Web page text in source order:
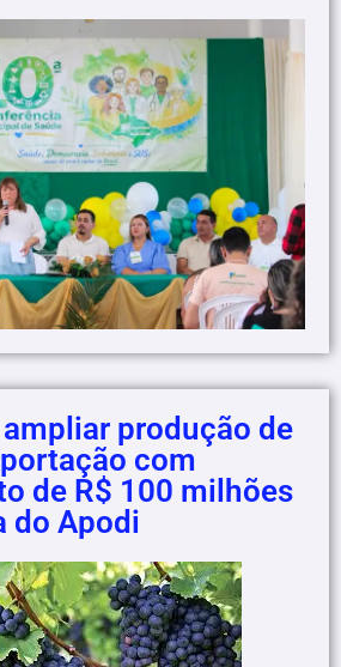
ampliar produção de
com
de R$ 100 milhões
do Apodi